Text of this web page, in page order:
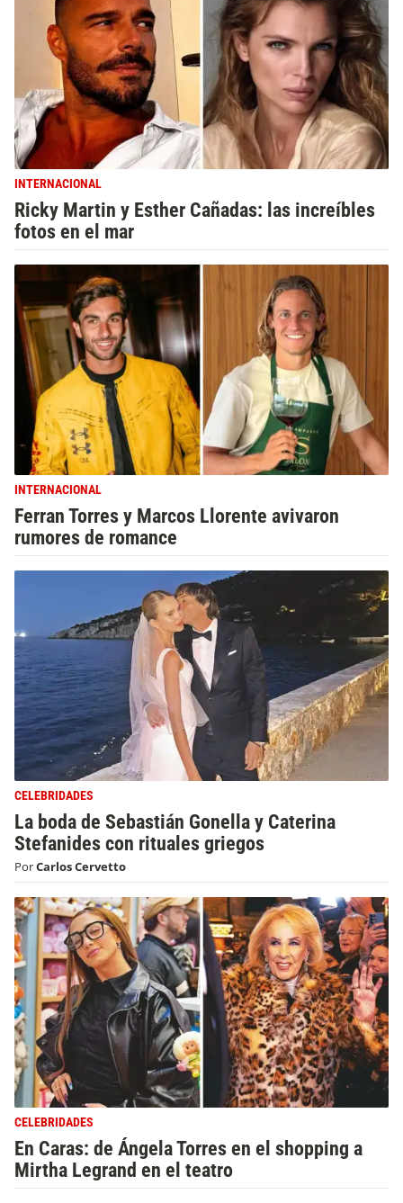
INTERNACIONAL
Ricky Martin y Esther Cañadas: las increíbles
fotos en el mar
INTERNACIONAL
Ferran Torres y Marcos Llorente avivaron
rumores de romance
CELEBRIDADES
La boda de Sebastián Gonella y Caterina
Stefanides con rituales griegos
PorCarlos Cervetto
CELEBRIDADES
En Caras: de Ángela Torres en el shopping a
Mirtha Legrand en el teatro